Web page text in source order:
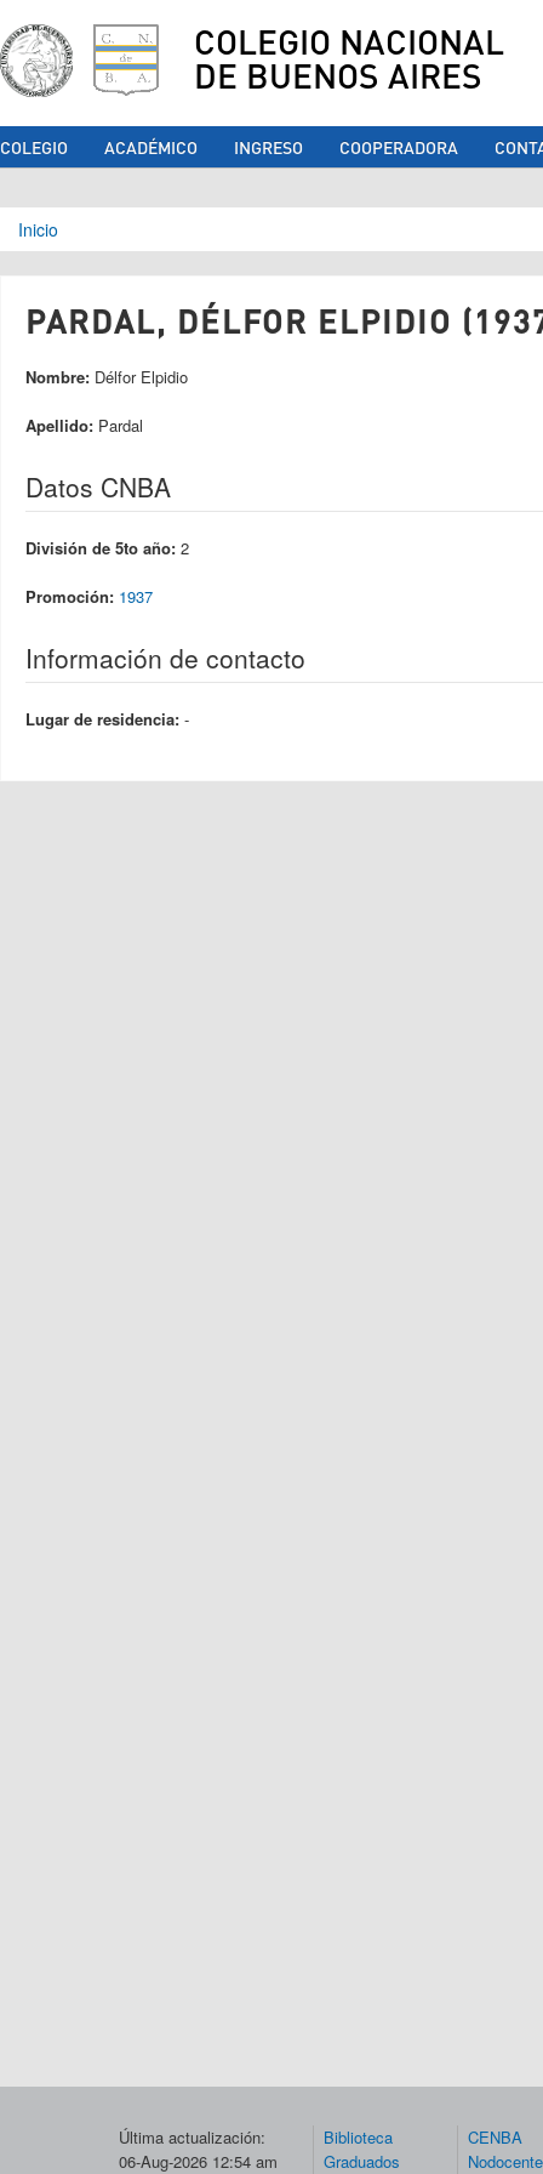
COLEGIO NACIONAL
DE BUENOS AIRES
COLEGIO ACADÉMICO INGRESO COOPERADORA
Se encuentra usted aquí
Inicio
PARDAL, DÉLFOR ELPIDIO
Nombre: Délfor Elpidio
Apellido: Pardal
Datos CNBA
División de 5to año: 2
Promoción: 1937
Información de contacto
Lugar de residencia: -
Última actualización:
06-Aug-2026 12:54 am
Biblioteca
Graduados
CENBA